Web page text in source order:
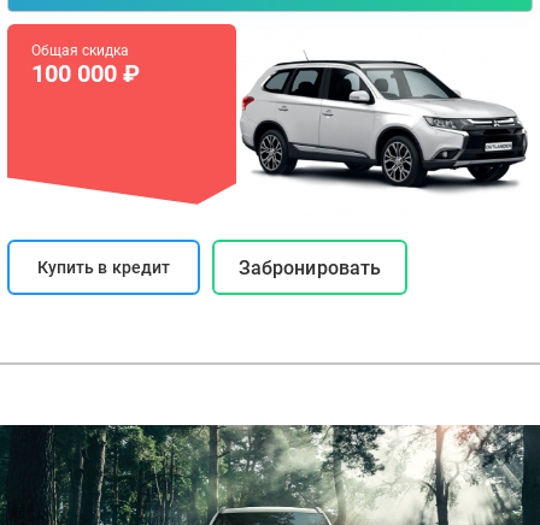
Общая скидка
100 000 ₽
Купить в кредит Забронировать